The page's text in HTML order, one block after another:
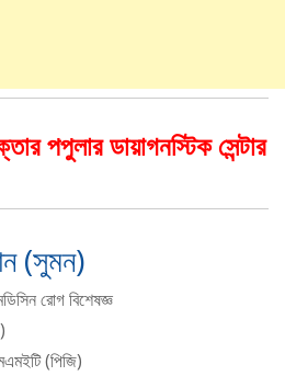
পপুলার ডায়াগনস্টিক সেন্টার
(সুমন)
রোগ বিশেষজ্ঞ
(পিজি)